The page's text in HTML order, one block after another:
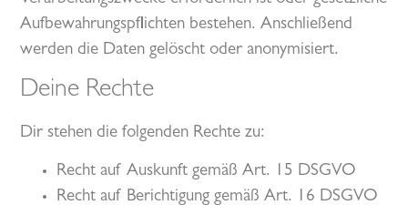
Aufbewahrungspflichten bestehen. Anschließend
werden die Daten gelöscht oder anonymisiert.
Deine Rechte
Dir stehen die folgenden Rechte zu:
Recht auf Auskunft gemäß Art. 15 DSGVO
Recht auf Berichtigung gemäß Art. 16 DSGVO